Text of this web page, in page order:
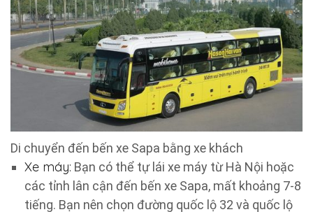
Di chuyển đến bến xe Sapa bằng xe khách
Xe máy: Bạn có thể tự lái xe máy từ Hà Nội hoặc
các tỉnh lân cận đến bến xe Sapa, mất khoảng 7-8
tiếng. Bạn nên chọn đường quốc lộ 32 và quốc lộ